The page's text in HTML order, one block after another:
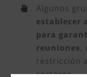
Algunos
establecer
para
reuniones,
restricción
sectores.